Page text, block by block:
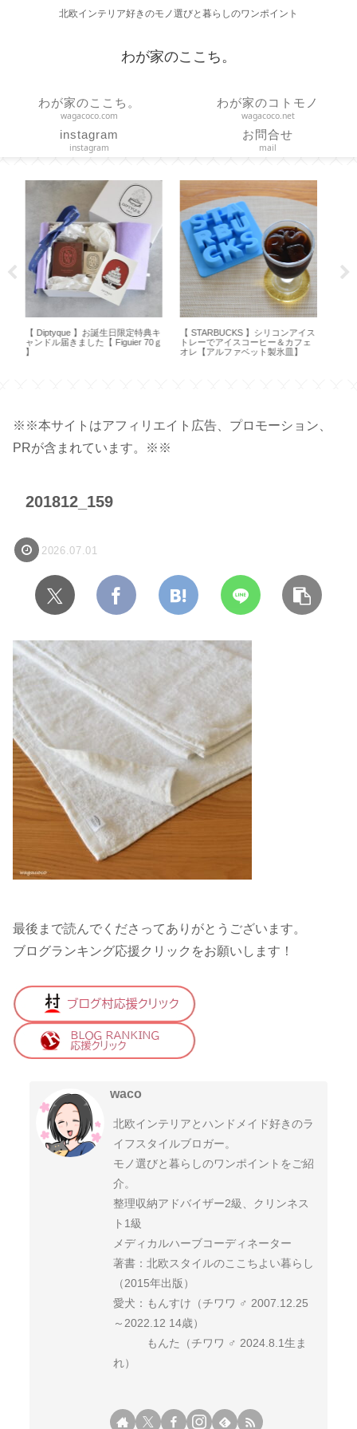
北欧インテリア好きのモノ選びと暮らしのワンポイント
わが家のここち。
わが家のここち。
wagacoco.com
わが家のコトモノ
wagacoco.net
instagram
instagram
お問合せ
mail
【作り方】ヒダのあるカーテンを
ハンドメイド【カーテンレールに
【コーヒースケール】タイムモア
の便利機能と使い方【 Black Mirror
Basic＋ 】
※※本サイトはアフィリエイト広告、プロモーション、
PRが含まれています。※※
201812_159
2026.07.01
最後まで読んでくださってありがとうございます。
ブログランキング応援クリックをお願いします！
waco
北欧インテリアとハンドメイド好きのラ
イフスタイルブロガー。
モノ選びと暮らしのワンポイントをご紹
介。
整理収納アドバイザー2級、クリンネス
ト1級
メディカルハーブコーディネーター
著書：北欧スタイルのここちよい暮らし
（2015年出版）
愛犬：もんすけ（チワワ ♂ 2007.12.25
～2022.12 14歳）
もんた（チワワ ♂ 2024.8.1生ま
れ）